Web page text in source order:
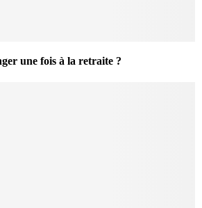
une fois à la retraite ?